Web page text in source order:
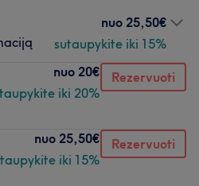
nuo 25,50€
sutaupykite iki 15%
nuo 20€
iki 20%
Rezervuoti
nuo 25,50€
iki 15%
Rezervuoti